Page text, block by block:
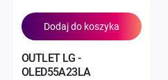
OUTLET LG -
OLED55A23LA
Dodaj do koszyka